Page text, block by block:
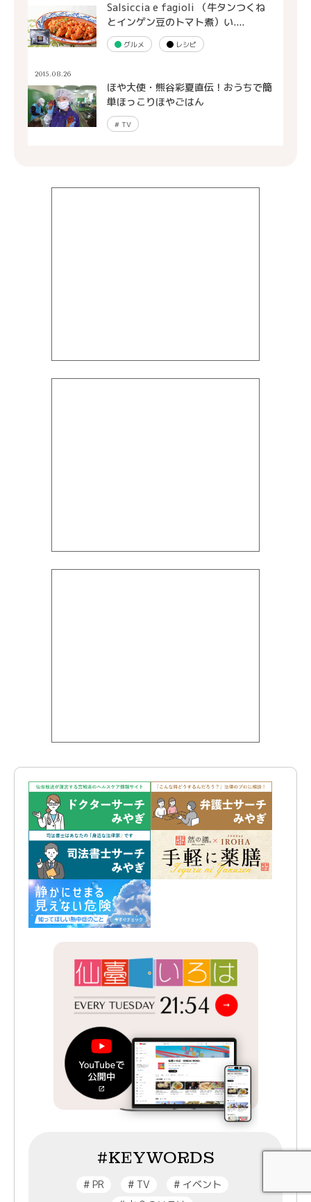
Salsiccia e fagioli （牛タンつくね
とインゲン豆のトマト煮）い....
グルメ レシピ
2015.08.26
ほや大使・熊谷彩夏直伝！おうちで簡
単ほっこりほやごはん
#TV
#KEYWORDS
#PR #TV #イベント